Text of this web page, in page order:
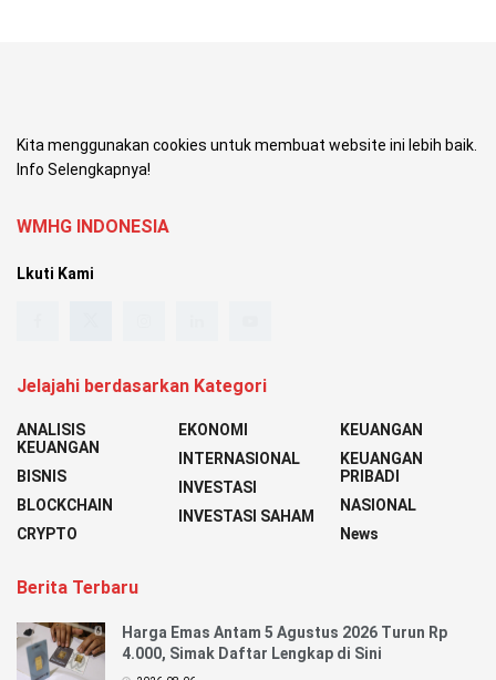
Kita menggunakan cookies untuk membuat website ini lebih baik.
Info Selengkapnya!
WMHG INDONESIA
Lkuti Kami
Jelajahi berdasarkan Kategori
ANALISIS
KEUANGAN
BISNIS
BLOCKCHAIN
CRYPTO
EKONOMI
INTERNASIONAL
INVESTASI
INVESTASI SAHAM
KEUANGAN
KEUANGAN
PRIBADI
NASIONAL
News
Berita Terbaru
Harga Emas Antam 5 Agustus 2026 Turun Rp
4.000, Simak Daftar Lengkap di Sini